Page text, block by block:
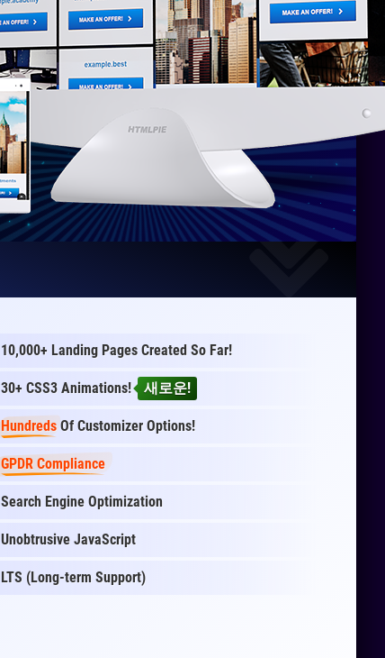
10,000+ Landing Pages Created So Far!
30+ CSS3 Animations! 새로운!
Hundreds Of Customizer Options!
GPDR Compliance
Search Engine Optimization
Unobtrusive JavaScript
LTS (Long-term Support)